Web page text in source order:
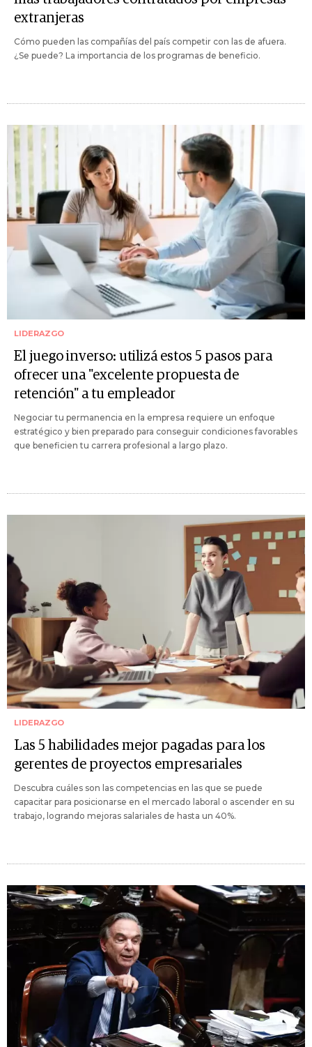
extranjeras
Cómo pueden las compañías del país competir con las de afuera.
¿Se puede? La importancia de los programas de beneficio.
LIDERAZGO
El juego inverso: utilizá estos 5 pasos para
ofrecer una "excelente propuesta de
retención" a tu empleador
Negociar tu permanencia en la empresa requiere un enfoque
estratégico y bien preparado para conseguir condiciones favorables
que beneficien tu carrera profesional a largo plazo.
LIDERAZGO
Las 5 habilidades mejor pagadas para los
gerentes de proyectos empresariales
Descubra cuáles son las competencias en las que se puede
capacitar para posicionarse en el mercado laboral o ascender en su
trabajo, logrando mejoras salariales de hasta un 40%.